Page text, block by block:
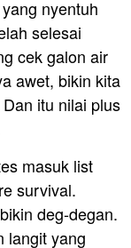
nyentuh
selesai
cek galon air
awet, bikin kita
itu nilai plus
masuk list
survival.
deg-degan.
langit yang